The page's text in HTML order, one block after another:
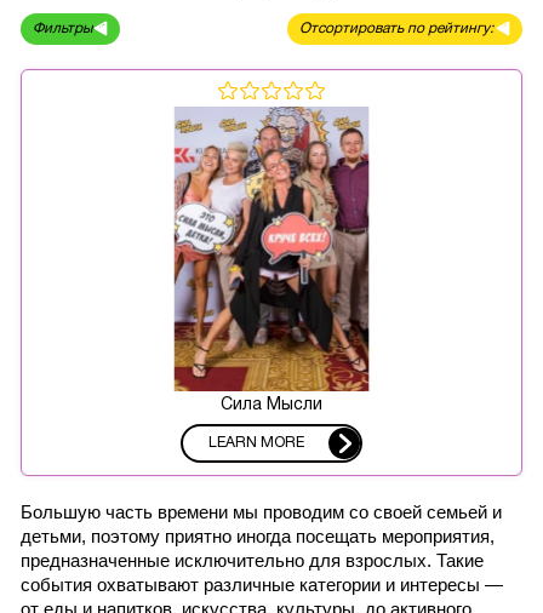
Отсортировать по рейтингу:
Фильтры
Сила Мысли
LEARN MORE
Большую часть времени мы проводим со своей семьей и
детьми, поэтому приятно иногда посещать мероприятия,
предназначенные исключительно для взрослых. Такие
события охватывают различные категории и интересы —